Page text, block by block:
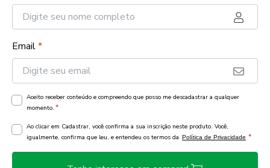
Email*
Aceito receber conteúdo e compreendo que posso me descadastrar a qualquer
momento. *
Ao clicar em Cadastrar, você confirma a sua inscrição neste produto. Você,
igualmente, confirma que leu, e entendeu os termos da Política de Privacidade *